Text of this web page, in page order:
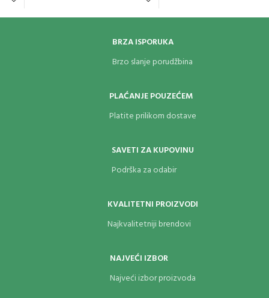
BRZA ISPORUKA
Brzo slanje porudžbina
PLAĆANJE POUZEĆEM
Platite prilikom dostave
SAVETI ZA KUPOVINU
Podrška za odabir
KVALITETNI PROIZVODI
Najkvalitetniji brendovi
NAJVEĆI IZBOR
Najveći izbor proizvoda